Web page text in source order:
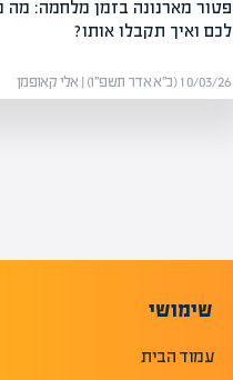
פטור מארנונה בזמן מלחמה: מה
לכם ואיך תקבלו אותו?
10/03/26 (כ״א אדר תשפ״ו) | אלי קאופמן
שימושי
עמוד הבית